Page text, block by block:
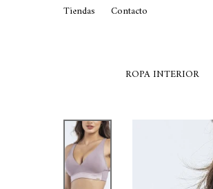
ROPA INTERIOR
Tiendas Contacto